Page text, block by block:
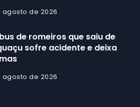
agosto de 2026
de romeiros que saiu de
sofre acidente e deixa
agosto de 2026